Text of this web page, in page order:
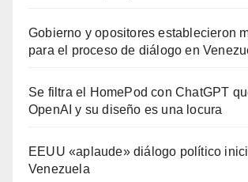
Gobierno y opositores establecieron
para el proceso de diálogo en
Se filtra el HomePod con ChatGPT
OpenAI y su diseño es una locura
EEUU «aplaude» diálogo político
Venezuela